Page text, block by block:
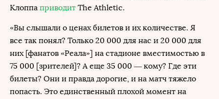
Клоппа приводит The Athletic.
«Вы слышали о ценах билетов и их количестве. Я
все так понял? Только 20 000 для нас и 20 000 для
них [фанатов «Реала»] на стадионе вместимостью в
75 000 [зрителей]? А еще 35 000 — кому? Где эти
билеты? Они и правда дорогие, и на матч тяжело
попасть. Это единственный плохой момент на